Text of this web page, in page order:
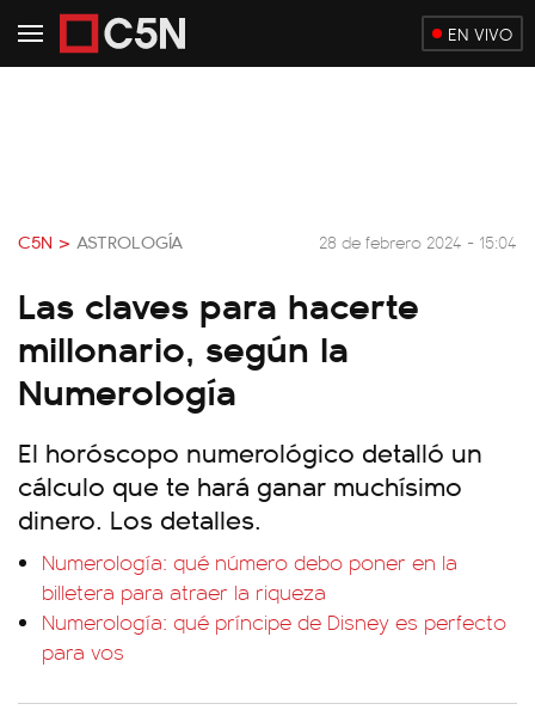
EN VIVO
C5N > ASTROLOGÍA 28 de febrero 2024 - 15:04
Las claves para hacerte
millonario, según la
Numerología
El horóscopo numerológico detalló un
cálculo que te hará ganar muchísimo
dinero. Los detalles.
Numerología: qué número debo poner en la
billetera para atraer la riqueza
Numerología: qué príncipe de Disney es perfecto
para vos